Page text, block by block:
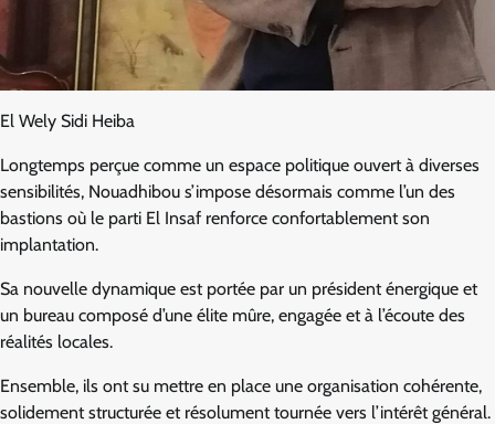
El Wely Sidi Heiba
Longtemps perçue comme un espace politique ouvert à diverses
sensibilités, Nouadhibou s’impose désormais comme l’un des
bastions où le parti El Insaf renforce confortablement son
implantation.
Sa nouvelle dynamique est portée par un président énergique et
un bureau composé d’une élite mûre, engagée et à l’écoute des
réalités locales.
Ensemble, ils ont su mettre en place une organisation cohérente,
solidement structurée et résolument tournée vers l’intérêt général.